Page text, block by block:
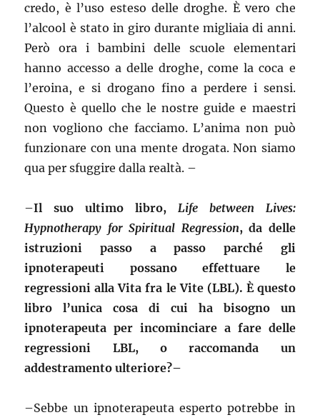
credo, è l’uso esteso delle droghe. È vero che
l’alcool è stato in giro durante migliaia di anni.
Però ora i bambini delle scuole elementari
hanno accesso a delle droghe, come la coca e
l’eroina, e si drogano fino a perdere i sensi.
Questo è quello che le nostre guide e maestri
non vogliono che facciamo. L’anima non può
funzionare con una mente drogata. Non siamo
qua per sfuggire dalla realtà. –
–Il suo ultimo libro, Life between Lives:
Hypnotherapy for Spiritual Regression, da delle
istruzioni passo a passo parché gli
ipnoterapeuti possano effettuare le
regressioni alla Vita fra le Vite (LBL). È questo
libro l’unica cosa di cui ha bisogno un
ipnoterapeuta per incominciare a fare delle
regressioni LBL, o raccomanda un
addestramento ulteriore?–
–Sebbe un ipnoterapeuta esperto potrebbe in